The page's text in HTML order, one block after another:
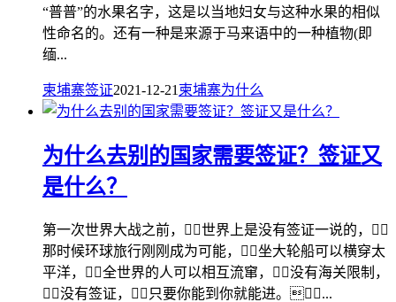
“普普”的水果名字，这是以当地妇女与这种水果的相似
性命名的。还有一种是来源于马来语中的一种植物(即
缅...
柬埔寨签证2021-12-21 柬埔寨为什么
为什么去别的国家需要签证？签证又
是什么？
第一次世界大战之前，世界上是没有签证一说的，
那时候环球旅行刚刚成为可能，坐大轮船可以横穿太
平洋，全世界的人可以相互流窜，没有海关限制，
没有签证，只要你能到你就能进。...